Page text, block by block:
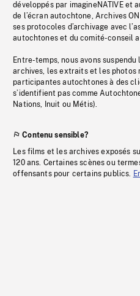
développés par imagineNATIVE et
de l’écran autochtone, Archives
ses protocoles d’archivage avec
autochtones et du comité-conseil
Entre-temps, nous avons
archives, les extraits et les
participantes autochtones à des
s’identifient pas comme
Nations, Inuit ou Métis).
Contenu sensible?
Les films et les archives exposés
120 ans. Certaines scènes ou
offensants pour certains publics.